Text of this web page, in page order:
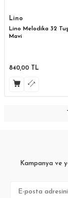
Lino
Lino Melodika 32
Mavi
840,00 TL
Kampanya ve